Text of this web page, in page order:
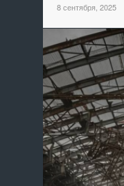
8 сентября, 2025